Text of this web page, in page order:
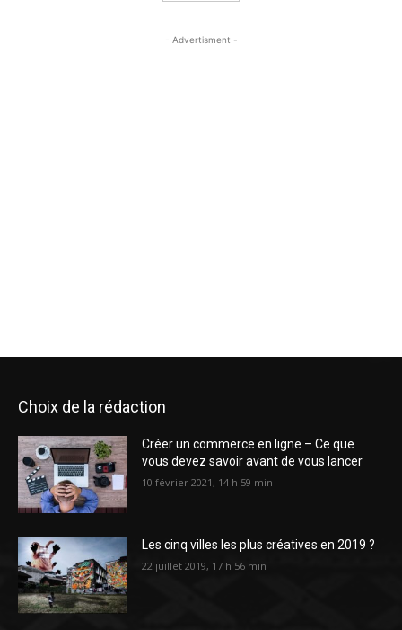
- Advertisment -
Choix de la rédaction
Créer un commerce en ligne – Ce que
vous devez savoir avant de vous lancer
10 février 2021, 14 h 59 min
Les cinq villes les plus créatives en 2019 ?
22 juillet 2019, 17 h 56 min